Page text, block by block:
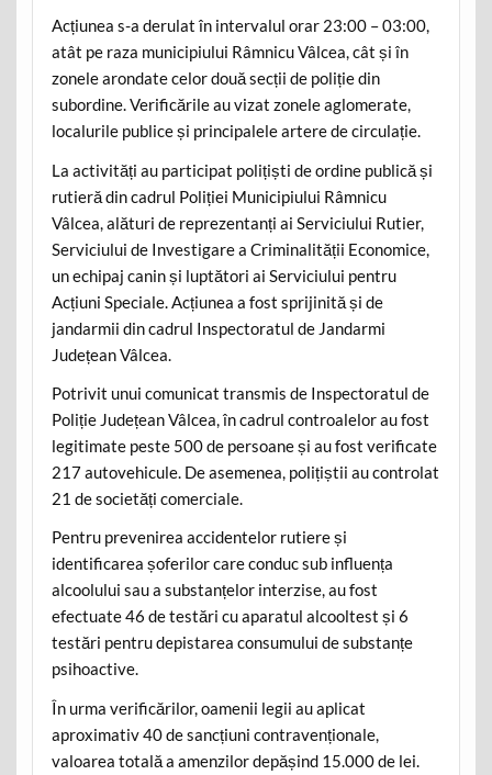
Acțiunea s-a derulat în intervalul orar 23:00 – 03:00,
atât pe raza municipiului Râmnicu Vâlcea, cât și în
zonele arondate celor două secții de poliție din
subordine. Verificările au vizat zonele aglomerate,
localurile publice și principalele artere de circulație.
La activități au participat polițiști de ordine publică și
rutieră din cadrul Poliției Municipiului Râmnicu
Vâlcea, alături de reprezentanți ai Serviciului Rutier,
Serviciului de Investigare a Criminalității Economice,
un echipaj canin și luptători ai Serviciului pentru
Acțiuni Speciale. Acțiunea a fost sprijinită și de
jandarmii din cadrul Inspectoratul de Jandarmi
Județean Vâlcea.
Potrivit unui comunicat transmis de Inspectoratul de
Poliție Județean Vâlcea, în cadrul controalelor au fost
legitimate peste 500 de persoane și au fost verificate
217 autovehicule. De asemenea, polițiștii au controlat
21 de societăți comerciale.
Pentru prevenirea accidentelor rutiere și
identificarea șoferilor care conduc sub influența
alcoolului sau a substanțelor interzise, au fost
efectuate 46 de testări cu aparatul alcooltest și 6
testări pentru depistarea consumului de substanțe
psihoactive.
În urma verificărilor, oamenii legii au aplicat
aproximativ 40 de sancțiuni contravenționale,
valoarea totală a amenzilor depășind 15.000 de lei.